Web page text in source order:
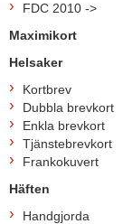
FDC 2010 ->
Maximikort
Helsaker
Kortbrev
Dubbla brevkort
Enkla brevkort
Tjänstebrevkort
Frankokuvert
Häften
Handgjorda